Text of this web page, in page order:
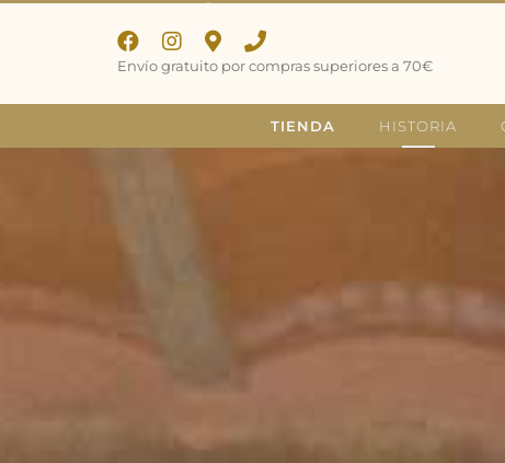
Envío gratuito por compras superiores a 70€
TIENDA HISTORIA